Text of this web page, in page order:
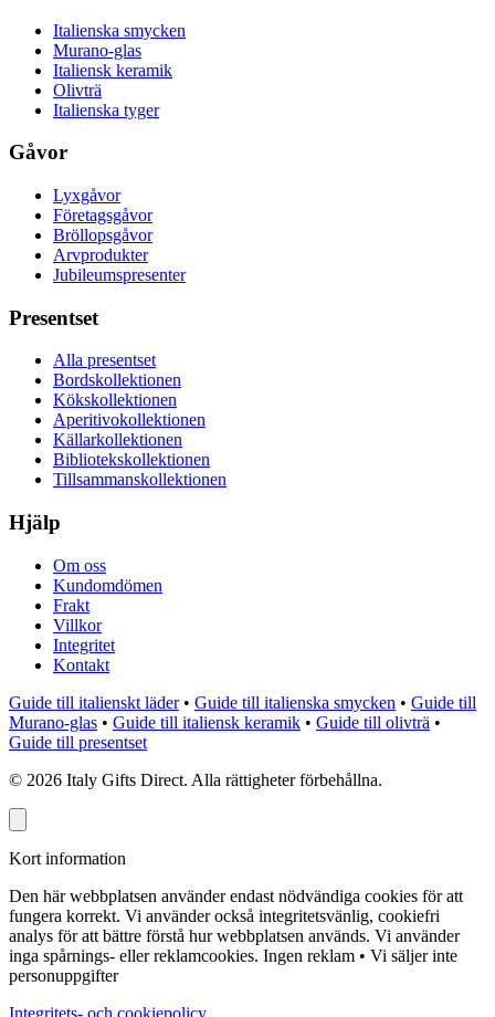
Italienska smycken
Murano-glas
Italiensk keramik
Olivträ
Italienska tyger
Gåvor
Lyxgåvor
Företagsgåvor
Bröllopsgåvor
Arvprodukter
Jubileumspresenter
Presentset
Alla presentset
Bordskollektionen
Kökskollektionen
Aperitivokollektionen
Källarkollektionen
Bibliotekskollektionen
Tillsammanskollektionen
Hjälp
Om oss
Kundomdömen
Frakt
Villkor
Integritet
Kontakt
Guide till italienskt läder • Guide till italienska smycken • Guide till
Murano-glas • Guide till italiensk keramik • Guide till olivträ •
Guide till presentset
© 2026 Italy Gifts Direct. Alla rättigheter förbehållna.
Kort information
Den här webbplatsen använder endast nödvändiga cookies för att
fungera korrekt. Vi använder också integritetsvänlig, cookiefri
analys för att bättre förstå hur webbplatsen används. Vi använder
inga spårnings- eller reklamcookies. Ingen reklam • Vi säljer inte
personuppgifter
Integritets- och cookiepolicy